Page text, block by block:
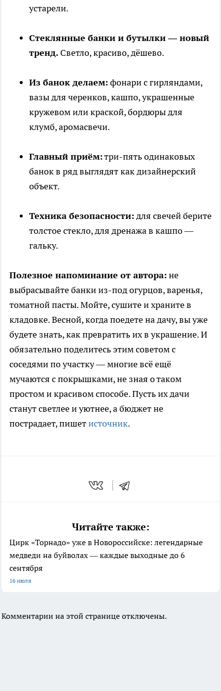
устарели.
Стеклянные банки и бутылки — новый
тренд. Светло, красиво, дёшево.
Из банок делаем: фонари с гирляндами,
вазы для черенков, кашпо, украшенные
кружевом или краской, бордюры для
клумб, аромасвечи.
Главный приём:три-пять одинаковых
банок в ряд выглядят как дизайнерский
объект.
Техника безопасности: для свечей берите
толстое стекло, для дренажа в кашпо —
гальку.
Полезное напоминание от автора: не
выбрасывайте банки из-под огурцов, варенья,
томатной пасты. Мойте, сушите и храните в
кладовке. Весной, когда поедете на дачу, вы уже
будете знать, как превратить их в украшение. И
обязательно поделитесь этим советом с
соседями по участку — многие всё ещё
мучаются с покрышками, не зная о таком
простом и красивом способе. Пусть их дачи
станут светлее и уютнее, а бюджет не
пострадает, пишетисточник.
Читайте также:
Цирк «Торнадо» уже в Новороссийске: легендарные
медведи на буйволах — каждые выходные до 6
сентября
16 июля
Комментарии на этой странице отключены.